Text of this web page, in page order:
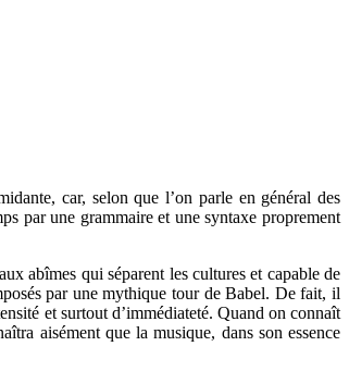
car, selon que l’on parle en général des
par une grammaire et une syntaxe proprement
abîmes qui séparent les cultures et capable de
par une mythique tour de Babel. De fait, il
et surtout d’immédiateté. Quand on connaît
aisément que la musique, dans son essence